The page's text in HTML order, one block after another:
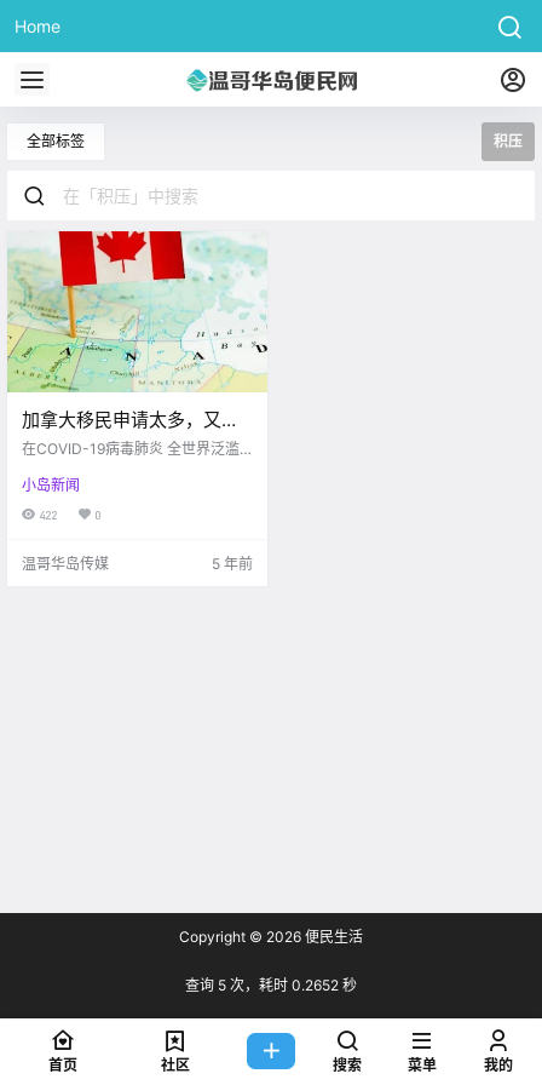
Home
全部标签 积压
加拿大移民申请太多，又积
压啦！75分就是昙花一现！
在COVID-19病毒肺炎 全世界泛滥
民签证的人 由于国际旅行的限制、
国际航班的取消而无法 在移民签证
的事情.
小岛新闻
422 0
温哥华岛传媒 5 年前
Copyright © 2026 便民生活
查询 5 次，耗时 0.2652 秒
首页 社区 搜索 菜单 我的